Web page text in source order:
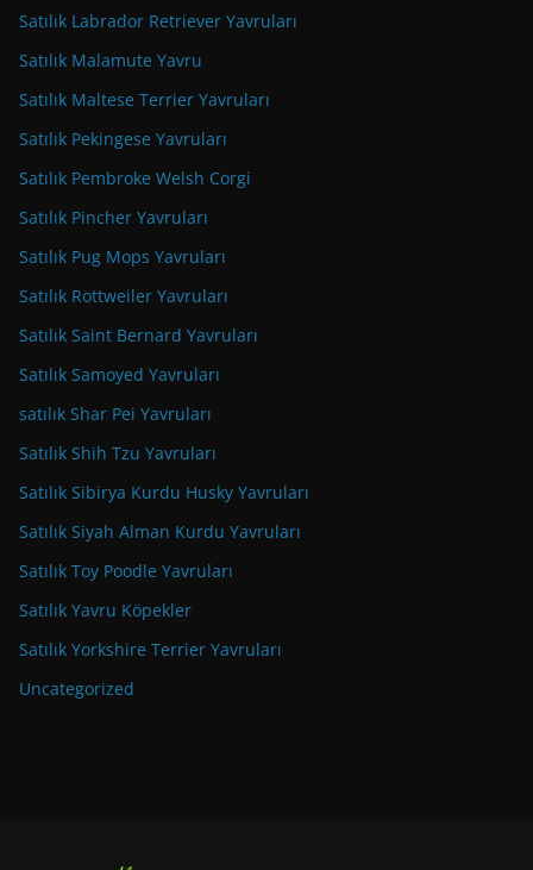
Satılık Labrador Retriever Yavruları
Satılık Malamute Yavru
Satılık Maltese Terrier Yavruları
Satılık Pekingese Yavruları
Satılık Pembroke Welsh Corgi
Satılık Pincher Yavruları
Satılık Pug Mops Yavruları
Satılık Rottweiler Yavruları
Satılık Saint Bernard Yavruları
Satılık Samoyed Yavruları
satılık Shar Pei Yavruları
Satılık Shih Tzu Yavruları
Satılık Sibirya Kurdu Husky Yavruları
Satılık Siyah Alman Kurdu Yavruları
Satılık Toy Poodle Yavruları
Satılık Yavru Köpekler
Satılık Yorkshire Terrier Yavruları
Uncategorized